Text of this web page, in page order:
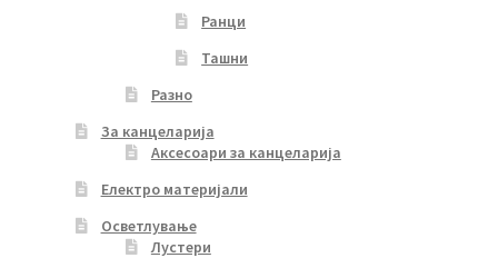
Ранци
Ташни
Разно
За канцеларија
Аксесоари за канцеларија
Електро материјали
Осветлување
Лустери